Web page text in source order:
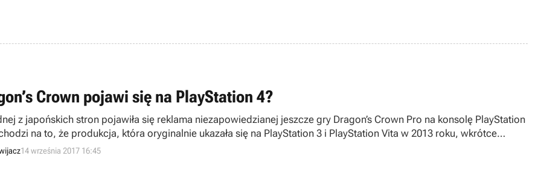
Crown pojawi się na PlayStation 4?
z japońskich stron pojawiła się reklama niezapowiedzianej jeszcze gry Dragon’s Crown Pro na konsolę PlayStation
na to, że produkcja, która oryginalnie ukazała się na PlayStation 3 i PlayStation Vita w 2013 roku, wkrótce
się ulepszonego wydania.
14 września 2017 16:45